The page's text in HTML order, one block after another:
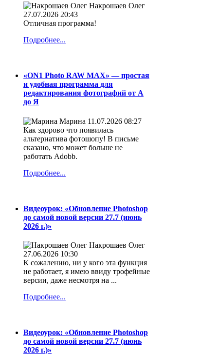
Накрошаев Олег
27.07.2026 20:43
Отличная программа!
Подробнее...
«ON1 Photo RAW MAX» — простая
и удобная программа для
редактирования фотографий от А
до Я
Марина 11.07.2026 08:27
Как здорово что появилась
альтернатива фотошопу! В письме
сказано, что может больше не
работать Adobb.
Подробнее...
Видеоурок: «Обновление Photoshop
до самой новой версии 27.7 (июнь
2026 г.)»
Накрошаев Олег
27.06.2026 10:30
К сожалению, ни у кого эта функция
не работает, я имею ввиду трофейные
версии, даже несмотря на ...
Подробнее...
Видеоурок: «Обновление Photoshop
до самой новой версии 27.7 (июнь
2026 г.)»